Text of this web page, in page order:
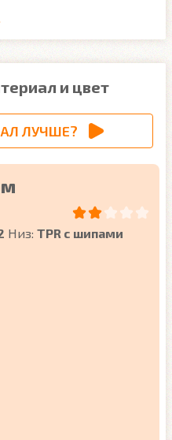
и цвет
ЛУЧШЕ?
Низ: TPR с шипами